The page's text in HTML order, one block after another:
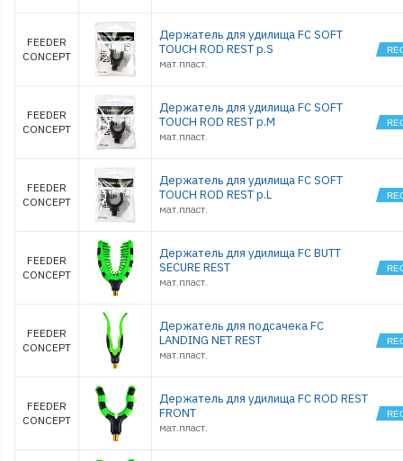
FEEDER
CONCEPT
Держатель для удилища FC SOFT
TOUCH ROD REST р.S
мат.пласт.
FEEDER
CONCEPT
Держатель для удилища FC SOFT
TOUCH ROD REST р.M
мат.пласт.
FEEDER
CONCEPT
Держатель для удилища FC SOFT
TOUCH ROD REST р.L
мат.пласт.
FEEDER
CONCEPT
Держатель для удилища FC BUTT
SECURE REST
мат.пласт.
FEEDER
CONCEPT
Держатель для подсачека FC
LANDING NET REST
мат.пласт.
FEEDER
CONCEPT
Держатель для удилища FC ROD REST
FRONT
мат.пласт.